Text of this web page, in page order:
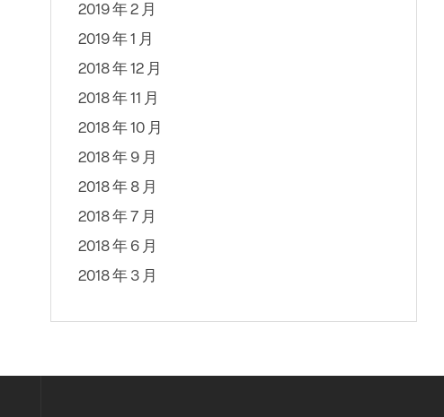
2019 年 2 月
2019 年 1 月
2018 年 12 月
2018 年 11 月
2018 年 10 月
2018 年 9 月
2018 年 8 月
2018 年 7 月
2018 年 6 月
2018 年 3 月